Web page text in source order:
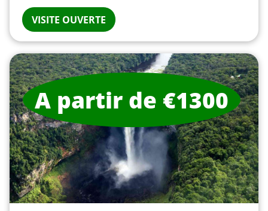
VISITE OUVERTE
A partir de €1300